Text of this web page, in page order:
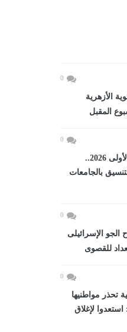
0
الأزهرية
المقبل
0
تنسيق المرحلة الأولى 2026..
بالجامعات
0
الجو الإسرائيلى
للقصوى
0
تحذر مواطنيها
لإغلاق